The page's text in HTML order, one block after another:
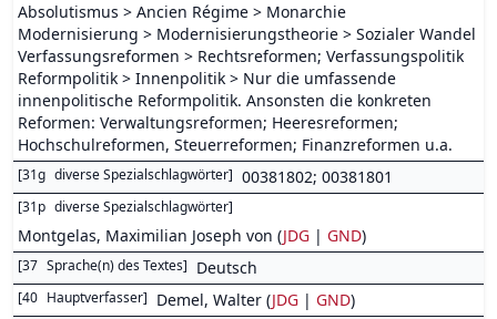
Absolutismus > Ancien Régime > Monarchie
Modernisierung > Modernisierungstheorie > Sozialer Wandel
Verfassungsreformen > Rechtsreformen; Verfassungspolitik
Reformpolitik > Innenpolitik > Nur die umfassende
innenpolitische Reformpolitik. Ansonsten die konkreten
Reformen: Verwaltungsreformen; Heeresreformen;
Hochschulreformen, Steuerreformen; Finanzreformen u.a.
[31g diverse Spezialschlagwörter] 00381802; 00381801
[31p diverse Spezialschlagwörter]
Montgelas, Maximilian Joseph von (JDG | GND)
[37 Sprache(n) des Textes] Deutsch
[40 Hauptverfasser] Demel, Walter (JDG | GND)